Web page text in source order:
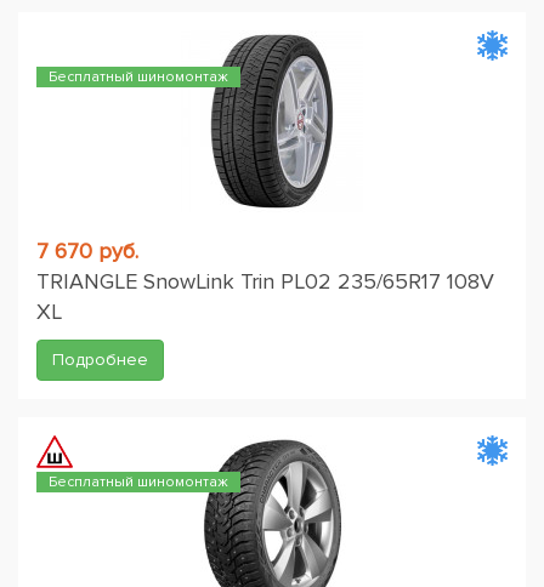
Бесплатный шиномонтаж
7 670 руб.
TRIANGLE SnowLink Trin PL02 235/65R17 108V
XL
Подробнее
Бесплатный шиномонтаж